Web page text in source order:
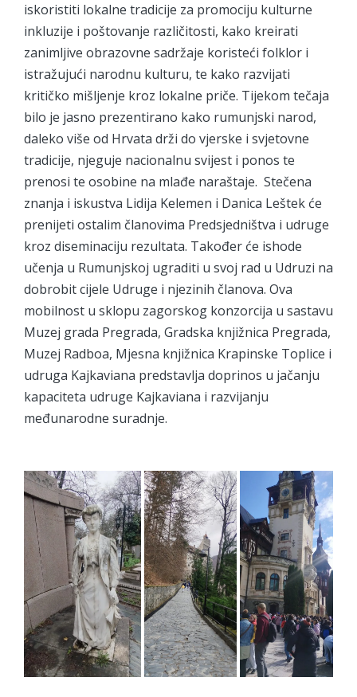
iskoristiti lokalne tradicije za promociju kulturne
inkluzije i poštovanje različitosti, kako kreirati
zanimljive obrazovne sadržaje koristeći folklor i
istražujući narodnu kulturu, te kako razvijati
kritičko mišljenje kroz lokalne priče. Tijekom tečaja
bilo je jasno prezentirano kako rumunjski narod,
daleko više od Hrvata drži do vjerske i svjetovne
tradicije, njeguje nacionalnu svijest i ponos te
prenosi te osobine na mlađe naraštaje. Stečena
znanja i iskustva Lidija Kelemen i Danica Leštek će
prenijeti ostalim članovima Predsjedništva i udruge
kroz diseminaciju rezultata. Također će ishode
učenja u Rumunjskoj ugraditi u svoj rad u Udruzi na
dobrobit cijele Udruge i njezinih članova. Ova
mobilnost u sklopu zagorskog konzorcija u sastavu
Muzej grada Pregrada, Gradska knjižnica Pregrada,
Muzej Radboa, Mjesna knjižnica Krapinske Toplice i
udruga Kajkaviana predstavlja doprinos u jačanju
kapaciteta udruge Kajkaviana i razvijanju
međunarodne suradnje.